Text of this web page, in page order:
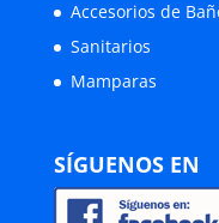
Accesorios de
Sanitarios
Mamparas
SÍGUENOS EN